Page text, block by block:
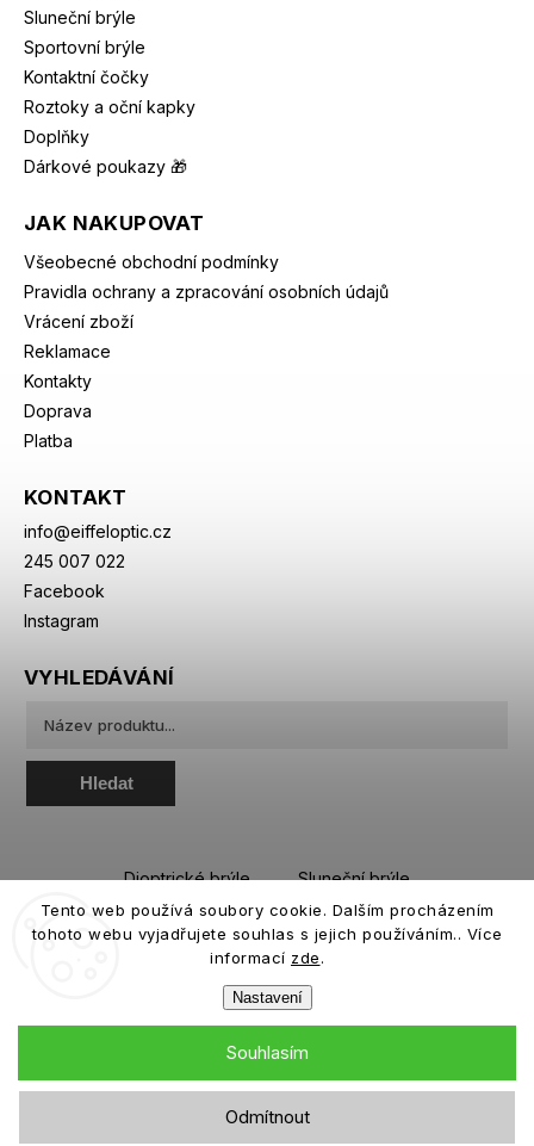
Tento web používá soubory cookie. Dalším procházením
tohoto webu vyjadřujete souhlas s jejich používáním.. Více
informací zde.
Nastavení
Odmítnout
Souhlasím
Sluneční brýle
Sportovní brýle
Kontaktní čočky
Roztoky a oční kapky
Doplňky
Dárkové poukazy 🎁
JAK NAKUPOVAT
Všeobecné obchodní podmínky
Pravidla ochrany a zpracování osobních údajů
Vrácení zboží
Reklamace
Kontakty
Doprava
Platba
KONTAKT
info@eiffeloptic.cz
245 007 022
Facebook
Instagram
VYHLEDÁVÁNÍ
Hledat
Dioptrické brýle
Sluneční brýle
Sportovní brýle
Kontaktní čočky
Roztoky a oční kapky
Copyright 2026eiffeloptic.cz. Všechna práva vyhrazena.